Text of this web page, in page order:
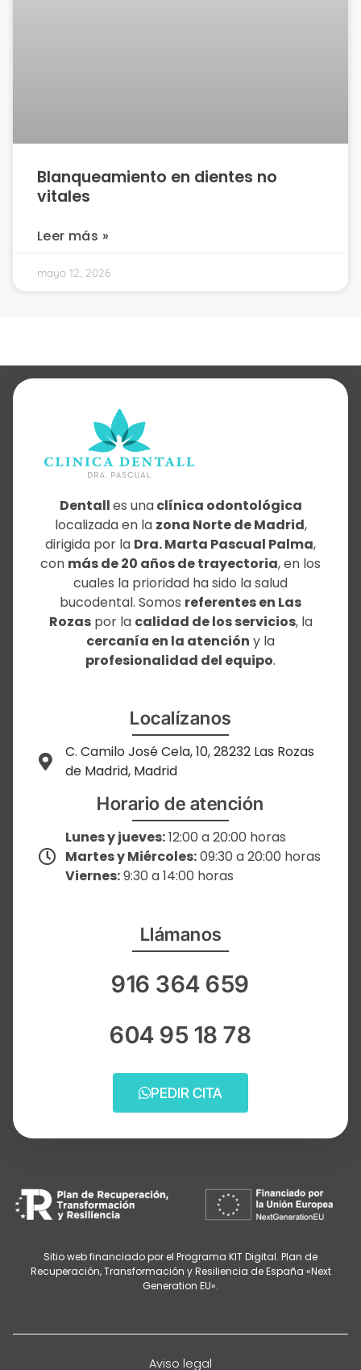
Blanqueamiento en dientes no
vitales
Leer más »
mayo 12, 2026
Dentalles unaclínica odontológica
localizada en la zona Norte de Madrid,
dirigida por la Dra. Marta Pascual Palma,
con más de 20 años de trayectoria, en los
cuales la prioridad ha sido la salud
bucodental. Somos referentes en Las
Rozaspor la calidad de los servicios, la
cercanía en la atención y la
profesionalidad del equipo.
Localízanos
C. Camilo José Cela, 10, 28232 Las Rozas
de Madrid, Madrid
Horario de atención
Lunes y jueves:12:00 a 20:00 horas
Martes y Miércoles:09:30 a 20:00 horas
Viernes:9:30 a 14:00 horas
Llámanos
916 364 659
604 95 18 78
PEDIR CITA
Sitio web financiado por el Programa KIT Digital. Plan de
Recuperación, Transformación y Resiliencia de España «Next
Generation EU».
Aviso legal